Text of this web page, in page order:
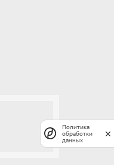
Политика
обработки
данных